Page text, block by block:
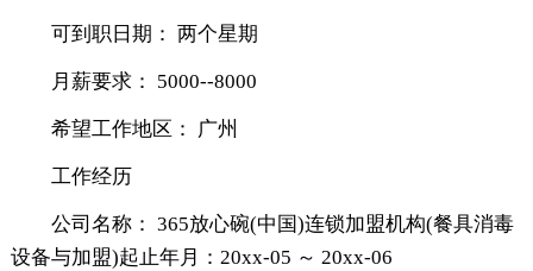
可到职日期： 两个星期
月薪要求： 5000--8000
希望工作地区： 广州
工作经历
公司名称： 365放心碗(中国)连锁加盟机构(餐具消毒
设备与加盟)起止年月：20xx-05 ～ 20xx-06